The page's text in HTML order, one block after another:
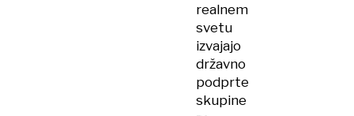
realnem
svetu
izvajajo
državno
podprte
skupine